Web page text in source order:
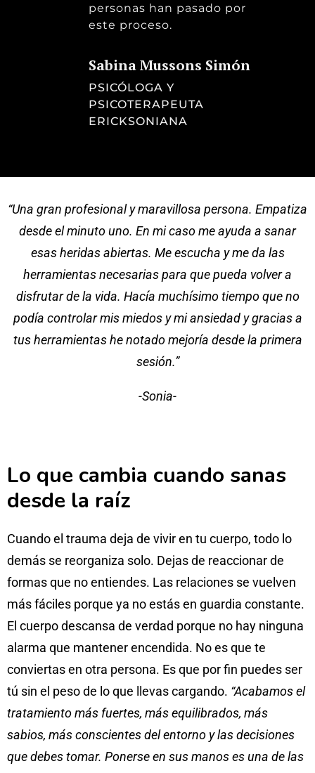
personas han pasado por
este proceso.
Sabina Mussons Simón
PSICÓLOGA Y
PSICOTERAPEUTA
ERICKSONIANA
“Una gran profesional y maravillosa persona. Empatiza
desde el minuto uno. En mi caso me ayuda a sanar
esas heridas abiertas. Me escucha y me da las
herramientas necesarias para que pueda volver a
disfrutar de la vida. Hacía muchísimo tiempo que no
podía controlar mis miedos y mi ansiedad y gracias a
tus herramientas he notado mejoría desde la primera
sesión.”
-Sonia-
Lo que cambia cuando sanas
desde la raíz
Cuando el trauma deja de vivir en tu cuerpo, todo lo
demás se reorganiza solo. Dejas de reaccionar de
formas que no entiendes. Las relaciones se vuelven
más fáciles porque ya no estás en guardia constante.
El cuerpo descansa de verdad porque no hay ninguna
alarma que mantener encendida. No es que te
conviertas en otra persona. Es que por fin puedes ser
tú sin el peso de lo que llevas cargando. “Acabamos el
tratamiento más fuertes, más equilibrados, más
sabios, más conscientes del entorno y las decisiones
que debes tomar. Ponerse en sus manos es una de las